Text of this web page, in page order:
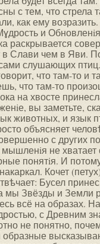
с тем, что стрела
как ему возразить.
и
раскрывается
в Слави чем в Яви.
слушающих
что там-то и
что там-то
на хвосте
вы заметьте,
животных, и язык
объясняет
с других
не хватает
понятiя. И
Кочет
Бусел
мы Звёзды и Земли
всё на образах.
с Древним
не понятно,